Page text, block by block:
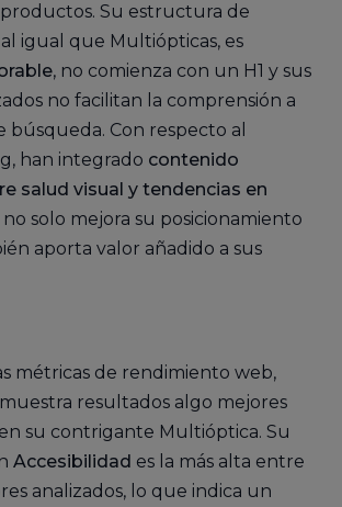
productos. Su estructura de
igual que Multiópticas, es
, no comienza con un H1 y sus
no facilitan la comprensión a
búsqueda. Con respecto al
han integrado contenido
salud visual y tendencias en
solo mejora su posicionamiento
aporta valor añadido a sus
métricas de rendimiento web,
resultados algo mejores
su contrigante Multióptica. Su
Accesibilidad es la más alta entre
analizados, lo que indica un